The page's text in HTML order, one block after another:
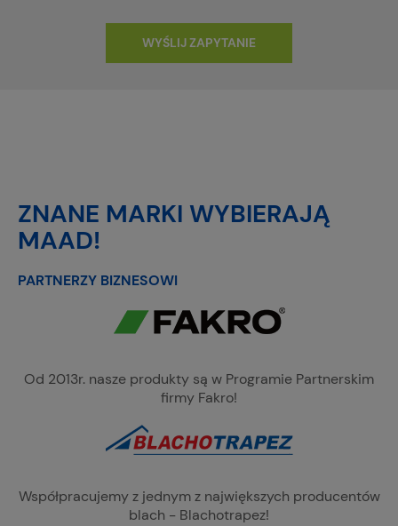
WYŚLIJ ZAPYTANIE
ZNANE MARKI WYBIERAJĄ
MAAD!
PARTNERZY BIZNESOWI
Od 2013r. nasze produkty są w Programie Partnerskim
firmy Fakro!
Współpracujemy z jednym z największych producentów
blach - Blachotrapez!